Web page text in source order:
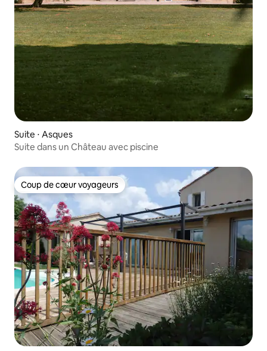
Suite ⋅ Asques
Suite dans un Château avec piscine
Coup de cœur voyageurs
Coup de cœur voyageurs